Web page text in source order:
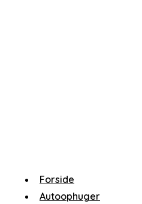
Forside
Autoophuger